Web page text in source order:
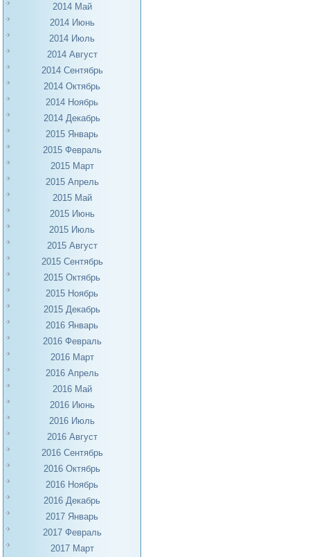
2014 Май
2014 Июнь
2014 Июль
2014 Август
2014 Сентябрь
2014 Октябрь
2014 Ноябрь
2014 Декабрь
2015 Январь
2015 Февраль
2015 Март
2015 Апрель
2015 Май
2015 Июнь
2015 Июль
2015 Август
2015 Сентябрь
2015 Октябрь
2015 Ноябрь
2015 Декабрь
2016 Январь
2016 Февраль
2016 Март
2016 Апрель
2016 Май
2016 Июнь
2016 Июль
2016 Август
2016 Сентябрь
2016 Октябрь
2016 Ноябрь
2016 Декабрь
2017 Январь
2017 Февраль
2017 Март